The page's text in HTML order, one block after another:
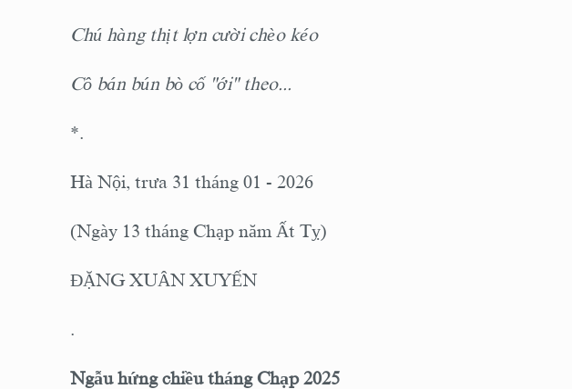
Chú hàng thịt lợn cười chèo kéo
Cô bán bún bò cố "ới" theo...
*.
Hà Nội, trưa 31 tháng 01 - 2026
(Ngày 13 tháng Chạp năm Ất Tỵ)
ĐẶNG XUÂN XUYẾN
.
Ngẫu hứng chiều tháng Chạp 2025